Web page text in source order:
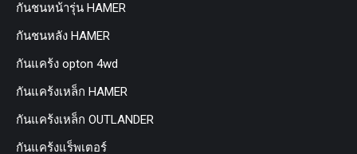
กันชนหน้ารุ่น HAMER
กันชนหลัง HAMER
กันแคร้ง opton 4wd
กันแคร้งเหล็ก HAMER
กันแคร้งเหล็ก OUTLANDER
กันแคร้งแร็พเตอร์